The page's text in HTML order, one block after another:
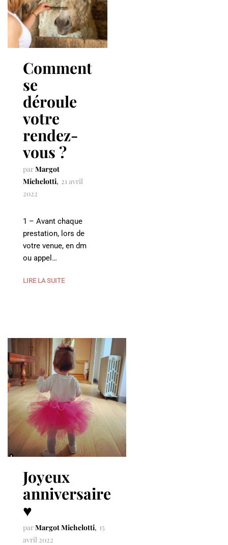
Comment
se
déroule
votre
rendez-
vous ?
parMargot
Michelotti 21 avril
2022
1 – Avant chaque
prestation, lors de
votre venue, en dm
ou appel…
LIRE LA SUITE
Joyeux
anniversaire
♥️
parMargot Michelotti 15
avril 2022